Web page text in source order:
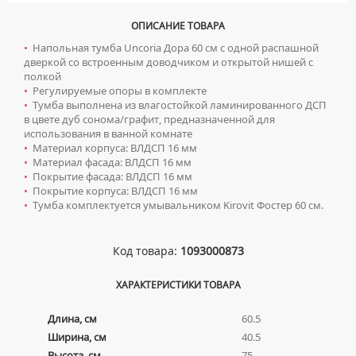
ОПИСАНИЕ ТОВАРА
• Напольная тумба Uncoria Дора 60 см с одной распашной
дверкой со встроенным доводчиком и открытой нишей с
полкой
• Регулируемые опоры в комплекте
• Тумба выполнена из влагостойкой ламинированного ДСП
в цвете дуб сонома/графит, предназначенной для
использования в ванной комнате
• Материал корпуса: ВЛДСП 16 мм
• Материал фасада: ВЛДСП 16 мм
• Покрытие фасада: ВЛДСП 16 мм
• Покрытие корпуса: ВЛДСП 16 мм
• Тумба комплектуется умывальником Kirovit Фостер 60 см.
Код товара: 1093000873
ХАРАКТЕРИСТИКИ ТОВАРА
Длина, см
60.5
Ширина, см
40.5
ТУМБЫ С УМЫВАЛЬНИКОМ ПОДВЕСНЫЕ
ШКАФЫ НАВЕСНЫЕ
Мойки для кухни
ГРАНИТНЫЕ МОЙКИ
КВАРЦЕВЫЕ МОЙКИ
МОЙКИ ДЛЯ ПОДСТОЛЬНОГО МОНТАЖА
МОЙКИ ИЗ ИСКУССТВЕННОГО КАМНЯ
МРАМОРНЫЕ МОЙКИ
Писсуары
ДЛЯ МУЖЧИН
СИФОНЫ ДЛЯ ПИССУАРОВ
СМЫВНЫЕ УСТРОЙСТВА ДЛЯ ПИССУАРОВ
Полотенцесушители
ВОДЯНЫЕ ПОЛОТЕНЦЕСУШИТЕЛИ
ЭЛЕКТРИЧЕСКИЕ ПОЛОТЕНЦЕСУШИТЕЛИ
Радиаторы отопления
КОМПЛЕКТУЮЩИЕ ДЛЯ РАДИАТОРОВ
ЛЮКИ ПОД ПЛИТКУ
Сантехника для МГН
СМЕСИТЕЛИ ДЛЯ МГН
УМЫВАЛЬНИКИ ДЛЯ МГН
СМЕСИТЕЛИ ДЛЯ ВАННЫ
СМЕСИТЕЛИ ДЛЯ ДУША
ДЛЯ ДУШЕВЫХ ПОДДОНОВ
Сушилки для рук